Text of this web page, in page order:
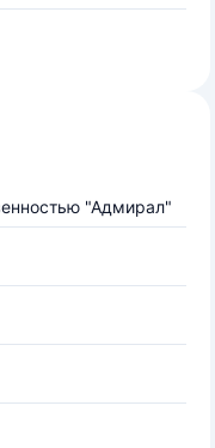
"Адмирал"